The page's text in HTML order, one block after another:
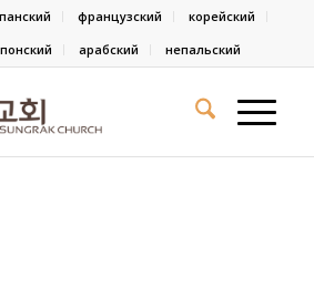
французский
корейский
арабский непальский